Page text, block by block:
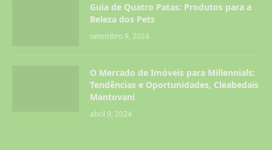
Guia de Quatro Patas: Produtos para a
Beleza dos Pets
setembro 9, 2024
O Mercado de Imóveis para Millennials:
Tendências e Oportunidades, Cleabedais
Mantovani
abril 9, 2024